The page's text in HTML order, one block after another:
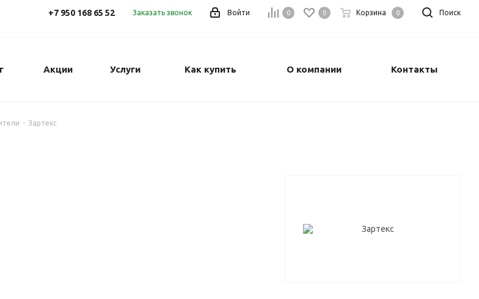
Поиск
0 0 Корзина 0
Войти
+7 950 168 65 52 Заказать звонок
Акции Услуги Как купить О компании Контакты
- Зартекс